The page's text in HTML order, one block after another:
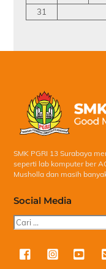
31
SMK PGRI 13 Surabaya
seperti lab komputer ber
Musholla dan masih
Social Media
Cari